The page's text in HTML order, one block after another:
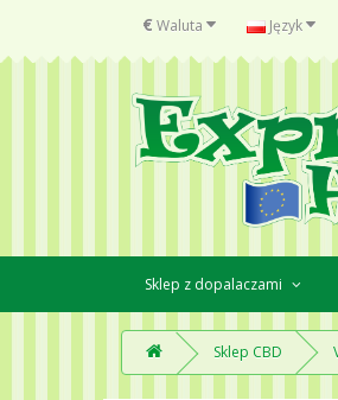
€ Waluta Język
Sklep z dopalaczami
Sklep CBD